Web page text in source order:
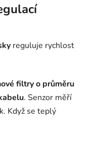
reguluje rychlost
filtry o průměru
. Senzor měří
Když se teplý